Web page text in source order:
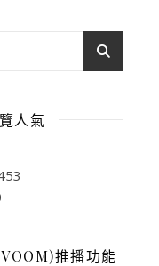
人氣
推播功能